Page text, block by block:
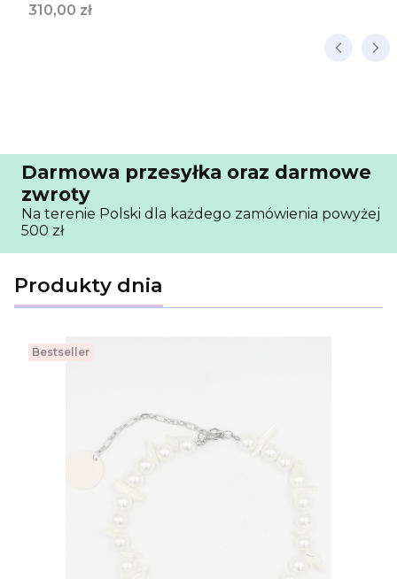
Cena
310,00 zł
Darmowa przesyłka oraz darmowe
zwroty
Na terenie Polski dla każdego zamówienia powyżej
500 zł
Produkty dnia
Bestseller